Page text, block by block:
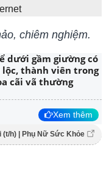
chiêm nghiệm.
dưới gầm giường có
thành viên trong
cãi vã thường
Xem thêm
(t/h) | Phụ Nữ Sức Khỏe